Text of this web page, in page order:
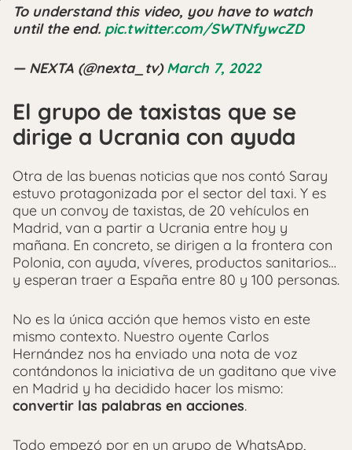
To understand this video, you have to watch
until the end. pic.twitter.com/SWTNfywcZD
— NEXTA (@nexta_tv)March 7, 2022
El grupo de taxistas que se
dirige a Ucrania con ayuda
Otra de las buenas noticias que nos contó Saray
estuvo protagonizada por el sector del taxi. Y es
que un convoy de taxistas, de 20 vehículos en
Madrid, van a partir a Ucrania entre hoy y
mañana. En concreto, se dirigen a la frontera con
Polonia, con ayuda, víveres, productos sanitarios…
y esperan traer a España entre 80 y 100 personas.
No es la única acción que hemos visto en este
mismo contexto. Nuestro oyente Carlos
Hernández nos ha enviado una nota de voz
contándonos la iniciativa de un gaditano que vive
en Madrid y ha decidido hacer los mismo:
convertir las palabras en acciones.
Todo empezó por en un grupo de WhatsApp,